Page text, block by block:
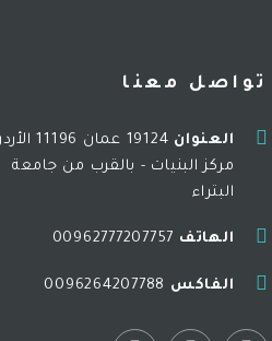
تواصل معنا
العنوان
19124 عمان 11196
مركز البنيات - بالقرب من جامعة
البتراء
الهاتف 00962777207757
الفاكس 0096264207788